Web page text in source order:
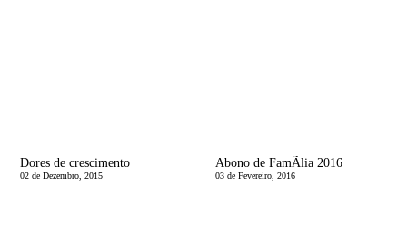
Dores de crescimento
02 de Dezembro, 2015
Abono de FamÃ­lia 2016
03 de Fevereiro, 2016